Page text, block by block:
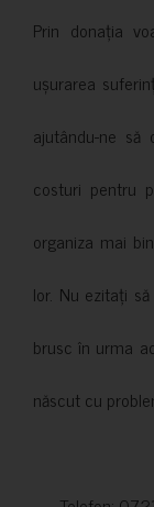
Prin donația
ușurarea
ajutându-ne
costuri pentru
organiza mai
lor. Nu ezitați
brusc în urma
născut cu